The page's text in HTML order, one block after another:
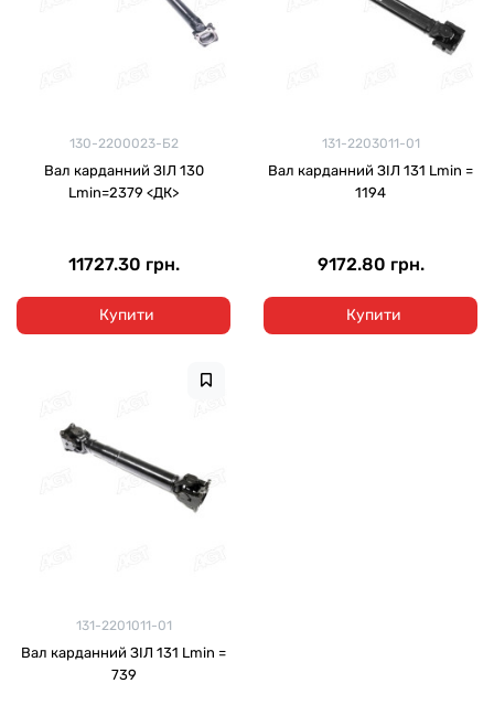
130-2200023-Б2
Вал карданний ЗІЛ 130
Lmin=2379 <ДК>
11727.30 грн.
Купити
131-2203011-01
Вал карданний ЗІЛ 131 Lmin =
1194
9172.80 грн.
Купити
131-2201011-01
Вал карданний ЗІЛ 131 Lmin =
739